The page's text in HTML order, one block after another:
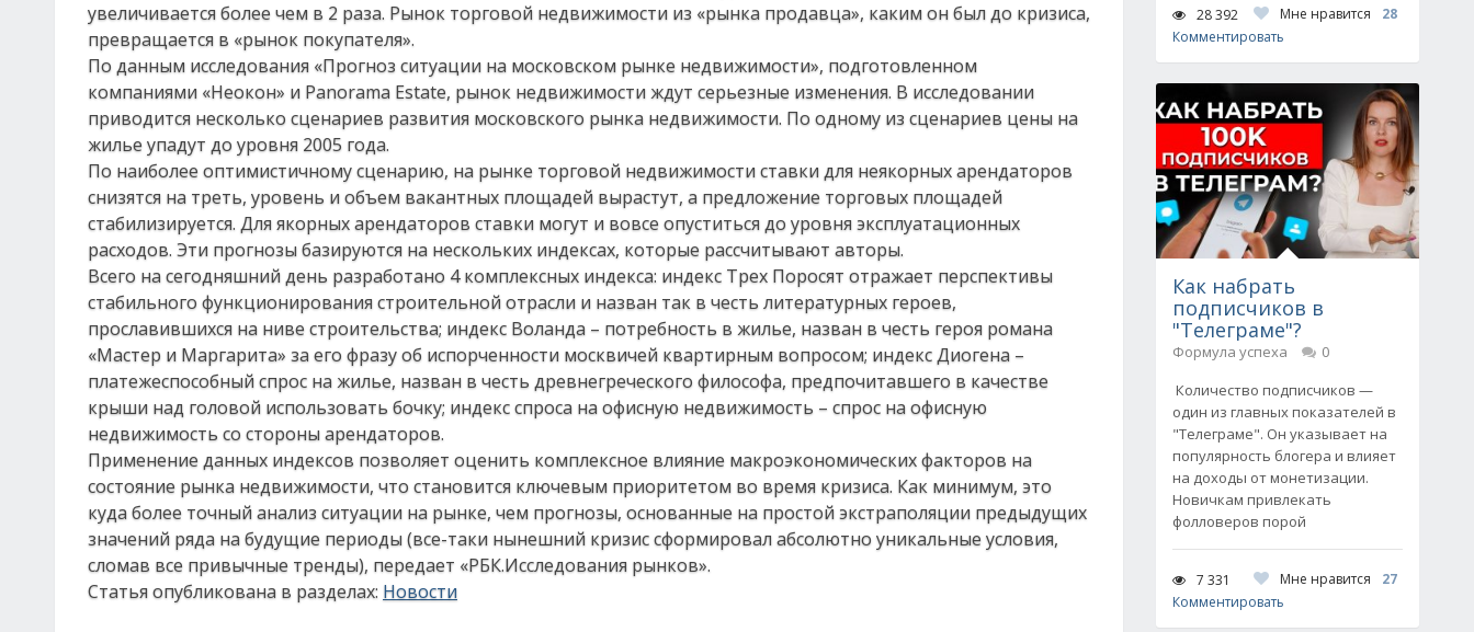
увеличивается более чем в 2 раза. Рынок торговой недвижимости из «рынка продавца», каким он был до кризиса,
превращается в «рынок покупателя».
По данным исследования «Прогноз ситуации на московском рынке недвижимости», подготовленном
компаниями «Неокон» и Panorama Estate, рынок недвижимости ждут серьезные изменения. В исследовании
приводится несколько сценариев развития московского рынка недвижимости. По одному из сценариев цены на
жилье упадут до уровня 2005 года.
По наиболее оптимистичному сценарию, на рынке торговой недвижимости ставки для неякорных арендаторов
снизятся на треть, уровень и объем вакантных площадей вырастут, а предложение торговых площадей
стабилизируется. Для якорных арендаторов ставки могут и вовсе опуститься до уровня эксплуатационных
расходов. Эти прогнозы базируются на нескольких индексах, которые рассчитывают авторы.
Всего на сегодняшний день разработано 4 комплексных индекса: индекс Трех Поросят отражает перспективы
стабильного функционирования строительной отрасли и назван так в честь литературных героев,
прославившихся на ниве строительства; индекс Воланда – потребность в жилье, назван в честь героя романа
«Мастер и Маргарита» за его фразу об испорченности москвичей квартирным вопросом; индекс Диогена –
платежеспособный спрос на жилье, назван в честь древнегреческого философа, предпочитавшего в качестве
крыши над головой использовать бочку; индекс спроса на офисную недвижимость – спрос на офисную
недвижимость со стороны арендаторов.
Применение данных индексов позволяет оценить комплексное влияние макроэкономических факторов на
состояние рынка недвижимости, что становится ключевым приоритетом во время кризиса. Как минимум, это
куда более точный анализ ситуации на рынке, чем прогнозы, основанные на простой экстраполяции предыдущих
значений ряда на будущие периоды (все-таки нынешний кризис сформировал абсолютно уникальные условия,
сломав все привычные тренды), передает «РБК.Исследования рынков».
Статья опубликована в разделах: Новости
28 392 Мне нравится
28
Комментировать
Как набрать
подписчиков в
"Телеграме"?
Формула успеха
0
Количество подписчиков —
один из главных показателей в
"Телеграме". Он указывает на
популярность блогера и влияет
на доходы от монетизации.
Новичкам привлекать
фолловеров порой
7 331 Мне нравится
27
Комментировать